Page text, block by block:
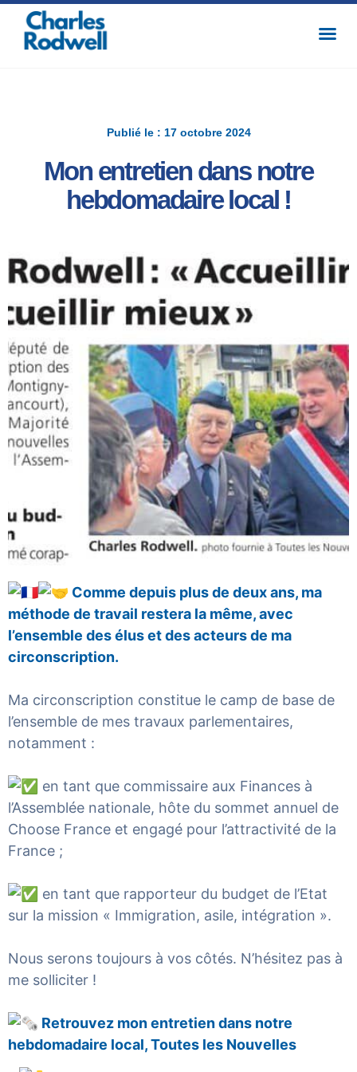
Publié le : 17 octobre 2024
Mon entretien dans notre
hebdomadaire local !
Comme depuis plus de deux ans, ma
méthode de travail restera la même, avec
l’ensemble des élus et des acteurs de ma
circonscription.
Ma circonscription constitue le camp de base de
l’ensemble de mes travaux parlementaires,
notamment :
en tant que commissaire aux Finances à
l’Assemblée nationale, hôte du sommet annuel de
Choose France et engagé pour l’attractivité de la
France ;
en tant que rapporteur du budget de l’Etat
sur la mission « Immigration, asile, intégration ».
Nous serons toujours à vos côtés. N’hésitez pas à
me solliciter !
Retrouvez mon entretien dans notre
hebdomadaire local,Toutes les Nouvelles